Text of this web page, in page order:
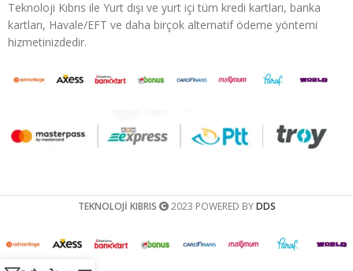
Teknoloji Kıbrıs ile Yurt dışı ve yurt içi tüm kredi kartları, banka
kartları, Havale/EFT ve daha birçok alternatif ödeme yöntemi
hizmetinizdedir.
TEKNOLOJİ KIBRIS 2023 POWERED BYDDS